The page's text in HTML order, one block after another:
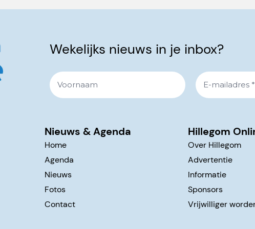
Wekelijks nieuws in je inbox?
Nieuws & Agenda
Home
Agenda
Nieuws
Fotos
Contact
Hillegom
Over Hillegom
Advertentie
Informatie
Sponsors
Vrijwilliger